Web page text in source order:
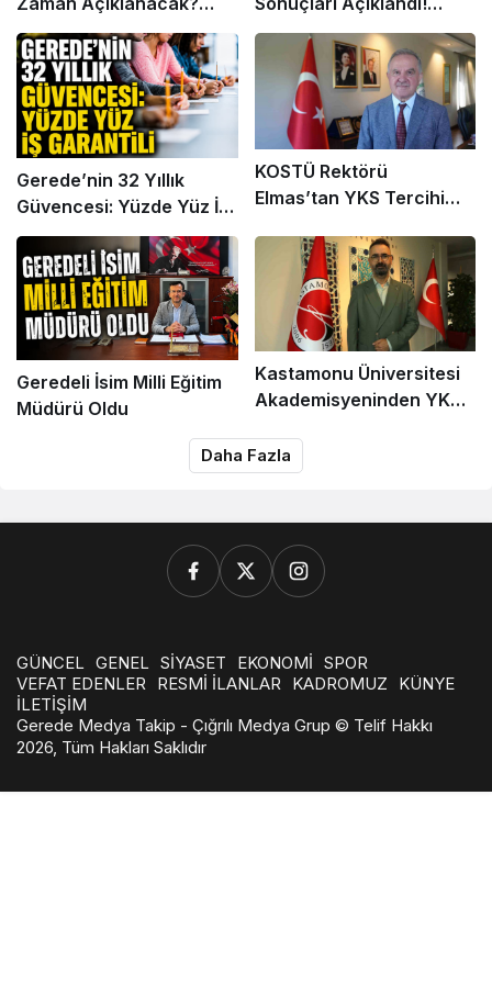
Sonuçlar Nereden
Öğrenilir?
Sonuçlar Nereden
Sorgulanır, Nakil
Başvuruları Nasıl Yapılır?
Gerede’nin 32 Yıllık
Güvencesi: Yüzde Yüz İş
Garantili
KOSTÜ Rektörü
Elmas’tan YKS Tercihi
Zeka Uyarısı
Geredeli İsim Milli Eğitim
Müdürü Oldu
Kastamonu Üniversitesi
Akademisyeninden YKS
Daha Fazla
GÜNCEL GENEL SİYASET EKONOMİ SPOR
VEFAT EDENLER RESMİ İLANLAR KADROMUZ
KÜNYE
İLETİŞİM
Gerede Medya Takip - Çığrılı Medya Grup © Telif Hakkı
2026, Tüm Hakları Saklıdır